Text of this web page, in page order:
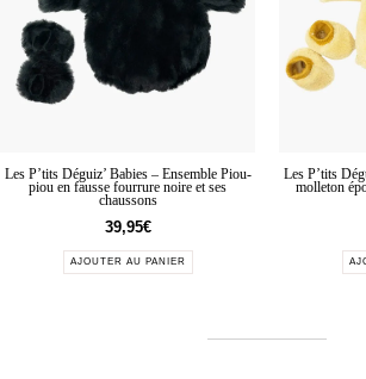
Les P’tits Déguiz’ Babies – Ensemble Piou-
piou en fausse fourrure noire et ses
chaussons
39,95€
AJOUTER AU PANIER
Les P’tits
molleton